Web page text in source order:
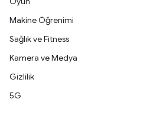
Makine Öğrenimi
Sağlık ve Fitness
Kamera ve Medya
Gizlilik
5G